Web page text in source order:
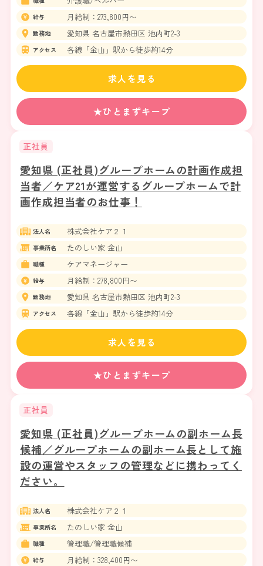
給与 月給制：273,800円〜
勤務地 愛知県 名古屋市熱田区 池内町2-3
アクセス 各線「金山」駅から徒歩約14分
★ひとまずキープ
求人を見る
正社員
愛知県 (正社員)グループホームの計画作成担
当者／ケア21が運営するグループホームで計
画作成担当者のお仕事！
法人名 株式会社ケア２１
事業所名 たのしい家 金山
職種 ケアマネージャー
給与 月給制：278,800円〜
勤務地 愛知県 名古屋市熱田区 池内町2-3
アクセス 各線「金山」駅から徒歩約14分
★ひとまずキープ
求人を見る
正社員
愛知県 (正社員)グループホームの副ホーム長
候補／グループホームの副ホーム長として施
設の運営やスタッフの管理などに携わってく
ださい。
法人名 株式会社ケア２１
事業所名 たのしい家 金山
職種 管理職/管理職候補
給与 月給制：328,400円〜